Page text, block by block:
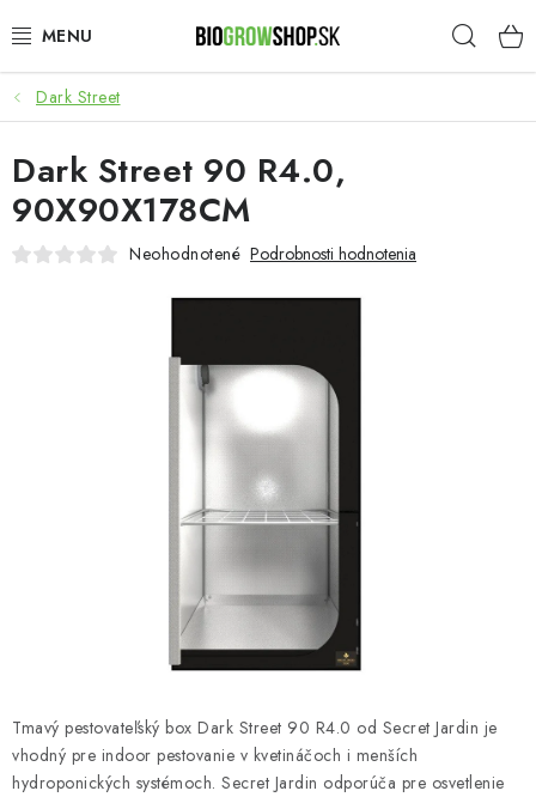
na
PESTOVANIE
HEADSHOP
SEMENÁ
TOTÁLNY VÝPREDAJ
Podmienky ochrany osobných údajov
Obchodné podmienky
Formulár na odstúpenie od zmluvy
Odstúpenie od zmluvy online
Dark Street
Tmavý pestovateľský box Dark Street 90 R4.0 od Secret Jardin je
vhodný pre indoor pestovanie v kvetináčoch i menších
hydroponických systémoch. Secret Jardin odporúča pre osvetlenie
Dark Street 90 R4.0,
90X90X178CM
Neohodnotené Podrobnosti hodnotenia